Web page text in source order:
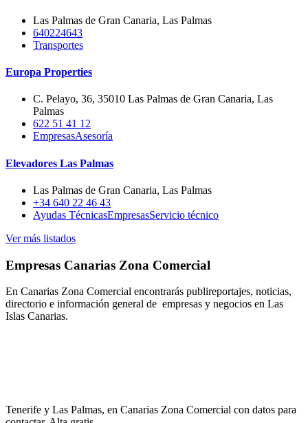
Las Palmas de Gran Canaria, Las Palmas
640224643
Transportes
Europa Properties
C. Pelayo, 36, 35010 Las Palmas de Gran Canaria, Las
Palmas
622 51 41 12
EmpresasAsesoría
Elevadores Las Palmas
Las Palmas de Gran Canaria, Las Palmas
+34 640 22 46 43
Ayudas TécnicasEmpresasServicio técnico
Ver más listados
Empresas Canarias Zona Comercial
En Canarias Zona Comercial encontrarás publireportajes, noticias,
directorio e información general de empresas y negocios en Las
Islas Canarias.
Tenerife y Las Palmas, en Canarias Zona Comercial con datos para